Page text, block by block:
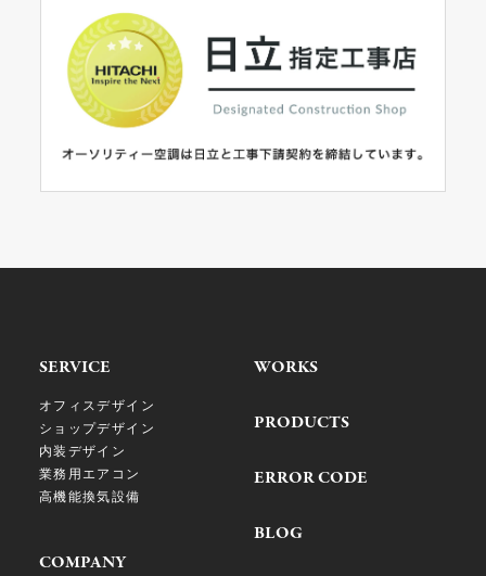
SERVICE
オフィスデザイン
ショップデザイン
内装デザイン
業務用エアコン
高機能換気設備
COMPANY
WORKS
PRODUCTS
ERROR CODE
BLOG